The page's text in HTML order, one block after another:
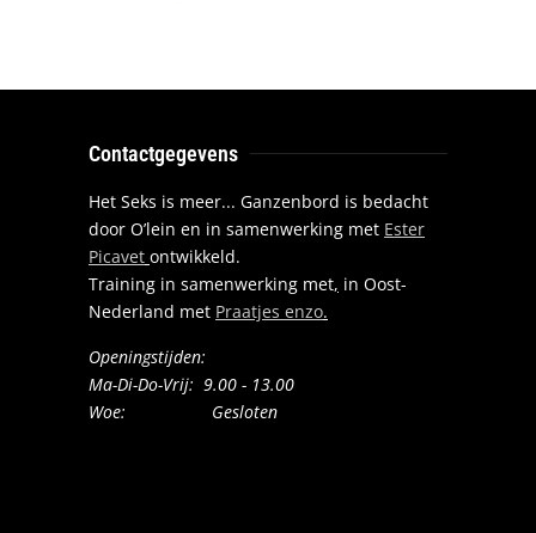
Contactgegevens
Het Seks is meer... Ganzenbord is bedacht
door O’lein en in samenwerking met Ester
Picavet ontwikkeld.
Training in samenwerking met, in Oost-
Nederland met Praatjes enzo.
Openingstijden:
Ma-Di-Do-Vrij: 9.00 - 13.00
Woe: Gesloten